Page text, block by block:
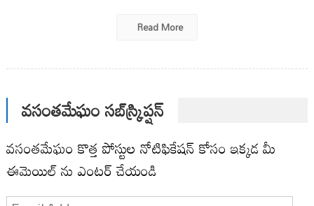
Read More
వసంతమేఘం సబ్‌స్క్రిప్షన్
వసంతమేఘం కొత్త పోస్టుల నోటిఫికేషన్ కోసం ఇక్కడ మీ
ఈమెయిల్ ను ఎంటర్ చేయండి